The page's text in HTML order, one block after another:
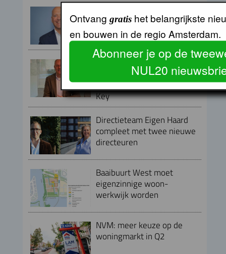
september aangesteld als
secretaris-directeur MRA
Peter Kranenburg nieuwe
directeur Financiën en
Bedrijfsvoering bij Lieven de
Key
Directieteam Eigen Haard
compleet met twee nieuwe
directeuren
Baaibuurt West moet
eigenzinnige woon-
werkwijk worden
NVM: meer keuze op de
woningmarkt in Q2
Ontvang gratishet belangrijkste
en bouwen in de regio Amsterdam.
Abonneer je op de
NUL20